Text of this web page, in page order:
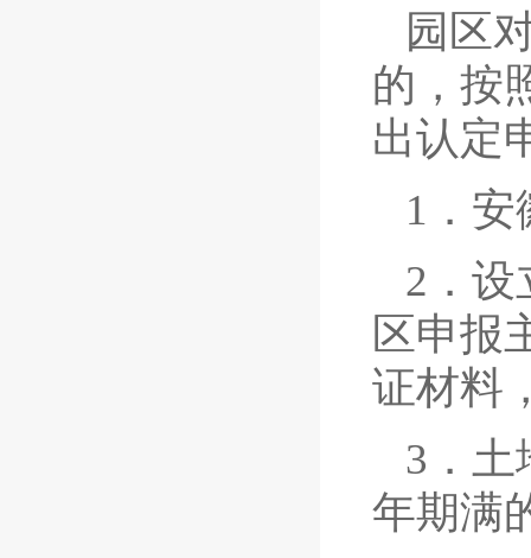
园区
的，按
出认定
1．
2．设
区申报
证材料
3．土
年期满